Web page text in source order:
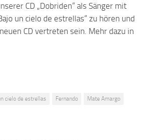
CD „Dobriden“ als Sänger mit
un cielo de estrellas“ zu hören und
CD vertreten sein. Mehr dazu in
cielo de estrellas Fernando
Mate Amargo